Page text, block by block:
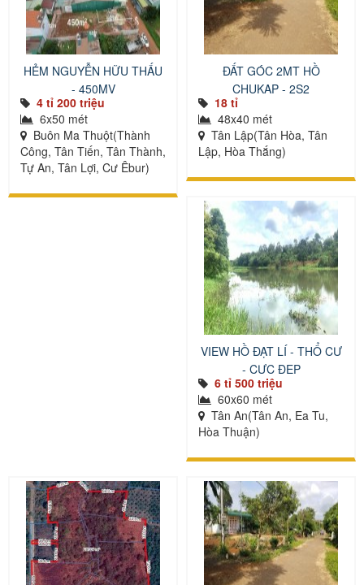
HẺM NGUYỄN HỮU THẤU
- 450MV
4 tỉ 200 triệu
6x50 mét
Buôn Ma Thuột(Thành
Công, Tân Tiến, Tân Thành,
Tự An, Tân Lợi, Cư Êbur)
ĐẤT GÓC 2MT HỒ
CHUKAP - 2S2
18 tỉ
48x40 mét
Tân Lập(Tân Hòa, Tân
Lập, Hòa Thắng)
VIEW HỒ ĐẠT LÍ - THỔ CƯ
- CỰC ĐẸP
6 tỉ 500 triệu
60x60 mét
Tân An(Tân An, Ea Tu,
Hòa Thuận)